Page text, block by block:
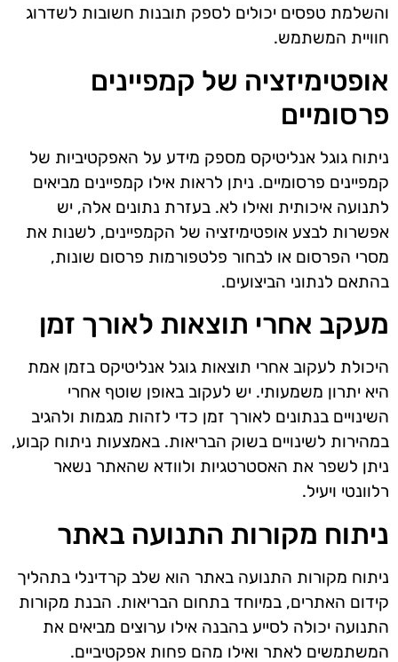
והשלמת טפסים יכולים לספק תובנות חשובות לשדרוג
חוויית המשתמש.
אופטימיזציה של קמפיינים
פרסומיים
ניתוח גוגל אנליטיקס מספק מידע על האפקטיביות של
קמפיינים פרסומיים. ניתן לראות אילו קמפיינים מביאים
לתנועה איכותית ואילו לא. בעזרת נתונים אלה, יש
אפשרות לבצע אופטימיזציה של הקמפיינים, לשנות את
מסרי הפרסום או לבחור פלטפורמות פרסום שונות,
בהתאם לנתוני הביצועים.
מעקב אחרי תוצאות לאורך זמן
היכולת לעקוב אחרי תוצאות גוגל אנליטיקס בזמן אמת
היא יתרון משמעותי. יש לעקוב באופן שוטף אחרי
השינויים בנתונים לאורך זמן כדי לזהות מגמות ולהגיב
במהירות לשינויים בשוק הבריאות. באמצעות ניתוח קבוע,
ניתן לשפר את האסטרטגיות ולוודא שהאתר נשאר
רלוונטי ויעיל.
ניתוח מקורות התנועה באתר
ניתוח מקורות התנועה באתר הוא שלב קרדינלי בתהליך
קידום האתרים, במיוחד בתחום הבריאות. הבנת מקורות
התנועה יכולה לסייע בהבנה אילו ערוצים מביאים את
המשתמשים לאתר ואילו מהם פחות אפקטיביים.